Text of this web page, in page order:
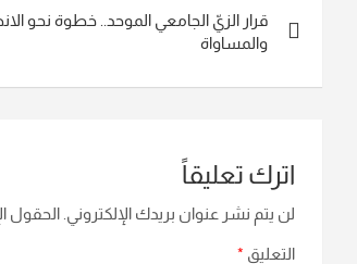
المقالات
قرار الزيّ الجامعي الموحد.. خطوة نحو
والمساواة
اترك تعليقاً
لن يتم نشر عنوان بريدك الإلكتروني. الحقول
التعليق *